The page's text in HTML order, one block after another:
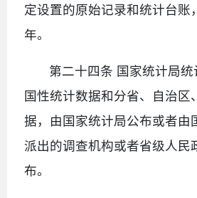
定设置的原始记录和统计台账
年。
第二十四条 国家统计局
国性统计数据和分省、自治区
据，由国家统计局公布或者由
派出的调查机构或者省级人民
布。